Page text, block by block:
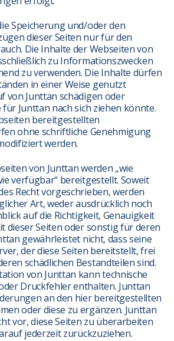
Speicherung und/oder den
dieser Seiten nur für den
Die Inhalte der Webseiten von
zu Informationszwecken
zu verwenden. Die Inhalte dürfen
in einer Weise genutzt
von Junttan schädigen oder
Junttan nach sich ziehen könnte.
bereitgestellten
ohne schriftliche Genehmigung
werden.
von Junttan werden „wie
verfügbar“ bereitgestellt. Soweit
Recht vorgeschrieben, werden
Art, weder ausdrücklich noch
auf die Richtigkeit, Genauigkeit
dieser Seiten oder sonstig für deren
gewährleistet nicht, dass seine
der diese Seiten bereitstellt, frei
schädlichen Bestandteilen sind.
von Junttan kann technische
Druckfehler enthalten. Junttan
an den hier bereitgestellten
oder diese zu ergänzen. Junttan
vor, diese Seiten zu überarbeiten
jederzeit zurückzuziehen.